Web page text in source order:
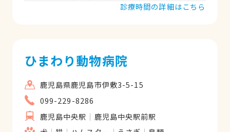
診療時間の詳細はこちら
ひまわり動物病院
鹿児島県鹿児島市伊敷3-5-15
099-229-8286
鹿児島中央駅
鹿児島中央駅前駅